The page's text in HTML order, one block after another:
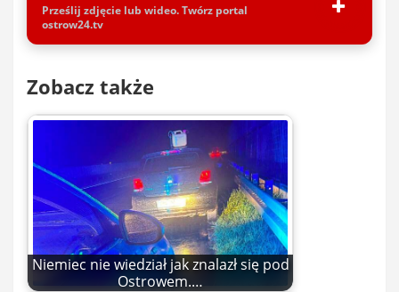
Prześlij zdjęcie lub wideo. Twórz portal
ostrow24.tv
Zobacz także
Niemiec nie wiedział jak znalazł się pod
Ostrowem.…